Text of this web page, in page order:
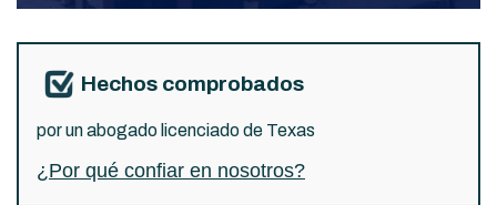
Hechos comprobados
por un abogado licenciado de Texas
¿Por qué confiar en nosotros?